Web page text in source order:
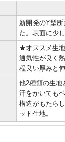
新開発のY型
た。表面に少
★オススメ生地
通気性が良く
程良い厚みと
他2種類の生地
汗をかいても
構造がもたら
ット生地。